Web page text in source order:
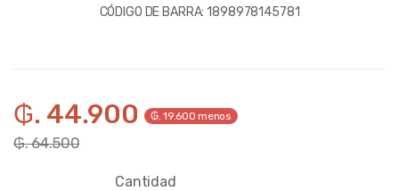
CÓDIGO DE BARRA:1898978145781
₲. 44.900 ₲. 19.600 menos
₲. 64.500
Cantidad